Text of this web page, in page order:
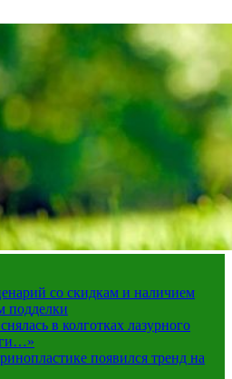
со скидкам и наличием
подделки
в колготках лазурного
появился тренд на